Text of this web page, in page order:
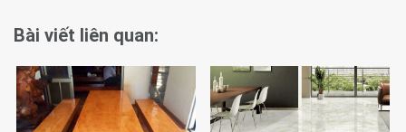
Bài viết liên quan: